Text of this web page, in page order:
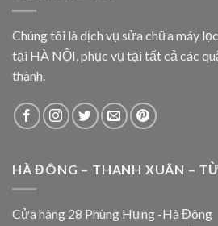
Chúng tôi là dịch vụ sửa chữa máy
tại HÀ NỘI, phục vụ tại tất cả các
thành.
HÀ ĐÔNG – THANH XUÂN –
Cửa hàng 28 Phùng Hưng -Hà Đông